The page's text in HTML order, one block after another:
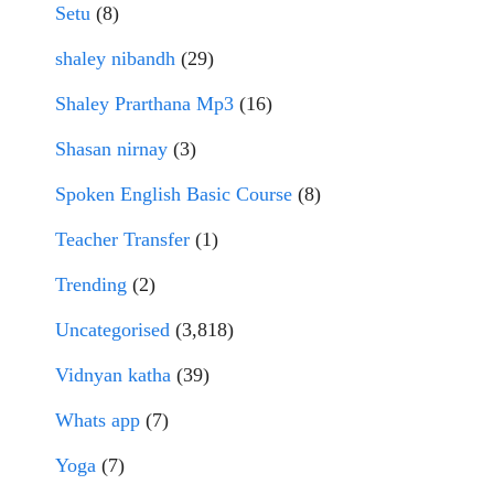
Setu (8)
shaley nibandh (29)
Shaley Prarthana Mp3 (16)
Shasan nirnay (3)
Spoken English Basic Course (8)
Teacher Transfer (1)
Trending (2)
Uncategorised (3,818)
Vidnyan katha (39)
Whats app (7)
Yoga (7)